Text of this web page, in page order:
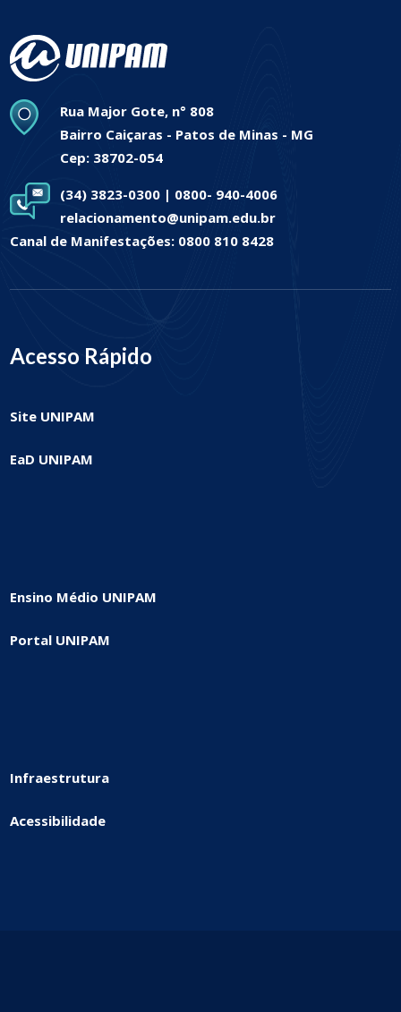
Rua Major Gote, n° 808
Bairro Caiçaras - Patos de Minas - MG
Cep: 38702-054
(34) 3823-0300 | 0800- 940-4006
relacionamento@unipam.edu.br
Canal de Manifestações: 0800 810 8428
Acesso Rápido
Site UNIPAM
EaD UNIPAM
Ensino Médio UNIPAM
Portal UNIPAM
Infraestrutura
Acessibilidade